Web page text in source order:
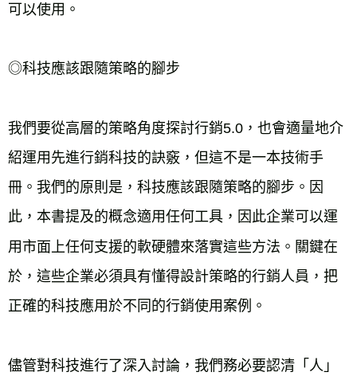
可以使用。
◎科技應該跟隨策略的腳步
我們要從高層的策略角度探討行銷5.0，也會適量地介
紹運用先進行銷科技的訣竅，但這不是一本技術手
冊。我們的原則是，科技應該跟隨策略的腳步。因
此，本書提及的概念適用任何工具，因此企業可以運
用市面上任何支援的軟硬體來落實這些方法。關鍵在
於，這些企業必須具有懂得設計策略的行銷人員，把
正確的科技應用於不同的行銷使用案例。
儘管對科技進行了深入討論，我們務必要認清「人」